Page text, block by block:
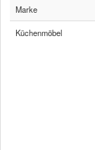
Marke
Küchenmöbel